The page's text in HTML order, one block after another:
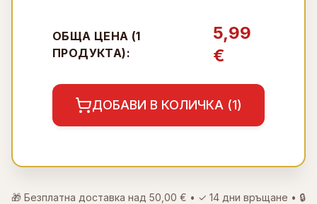
ОБЩА ЦЕНА (1
ПРОДУКТА):
5,99
€
ДОБАВИ В КОЛИЧКА (1)
🎁 Безплатна доставка над 50,00 € • ✓ 14 дни връщане • 🔒